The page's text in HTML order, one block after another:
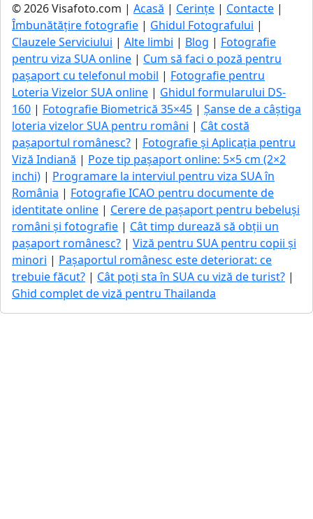
© 2026 Visafoto.com | Acasă | Cerințe | Contacte |
Îmbunătățire fotografie | Ghidul Fotografului |
Clauzele Serviciului | Alte limbi | Blog | Fotografie
pentru viza SUA online | Cum să faci o poză pentru
pașaport cu telefonul mobil | Fotografie pentru
Loteria Vizelor SUA online | Ghidul formularului DS-
160 | Fotografie Biometrică 35×45 | Șanse de a câștiga
loteria vizelor SUA pentru români | Cât costă
pașaportul românesc? | Fotografie și Aplicația pentru
Viză Indiană | Poze tip pașaport online: 5×5 cm (2×2
inchi) | Programare la interviul pentru viza SUA în
România | Fotografie ICAO pentru documente de
identitate online | Cerere de pașaport pentru bebeluși
români și fotografie | Cât timp durează să obții un
pașaport românesc? | Viză pentru SUA pentru copii și
minori | Pașaportul românesc este deteriorat: ce
trebuie făcut? | Cât poți sta în SUA cu viză de turist? |
Ghid complet de viză pentru Thailanda